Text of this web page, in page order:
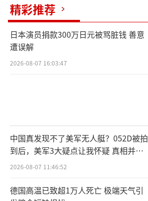
精彩推荐
日本演员捐款300万日元被骂脏钱 善意
遭误解
2026-08-07 16:03:47
中国真发现不了美军无人艇？052D被拍
到后，美军3大疑点让我怀疑 真相并非
如此
2026-08-07 11:46:52
德国高温已致超1万人死亡 极端天气引